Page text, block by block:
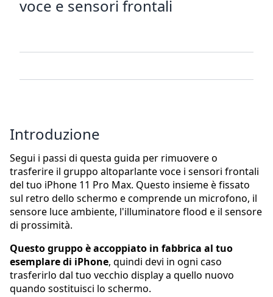
voce e sensori frontali
Introduzione
Segui i passi di questa guida per rimuovere o
trasferire il gruppo altoparlante voce i sensori frontali
del tuo iPhone 11 Pro Max. Questo insieme è fissato
sul retro dello schermo e comprende un microfono, il
sensore luce ambiente, l'illuminatore flood e il sensore
di prossimità.
Questo gruppo è accoppiato in fabbrica al tuo
esemplare di iPhone, quindi devi in ogni caso
trasferirlo dal tuo vecchio display a quello nuovo
quando sostituisci lo schermo.